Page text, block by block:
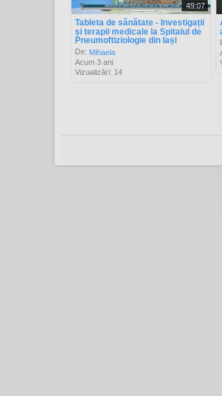
49:07
Tableta de sănătate - Investigații
și terapii medicale la Spitalul de
Pneumoftiziologie din Iași
De: Mihaela
Acum 3 ani
Vizualizări: 14